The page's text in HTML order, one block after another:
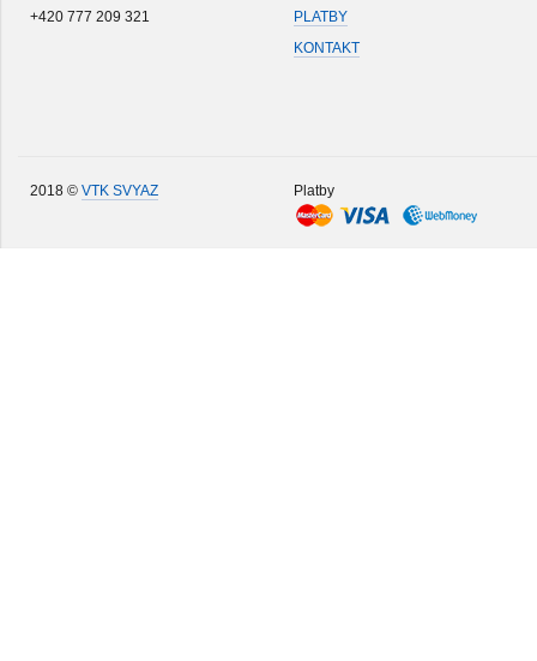
+420 777 209 321
PLATBY
KONTAKT
2018 © VTK SVYAZ Platby